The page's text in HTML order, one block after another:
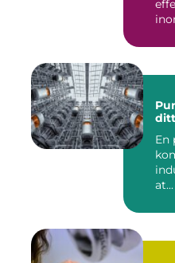
En
at...